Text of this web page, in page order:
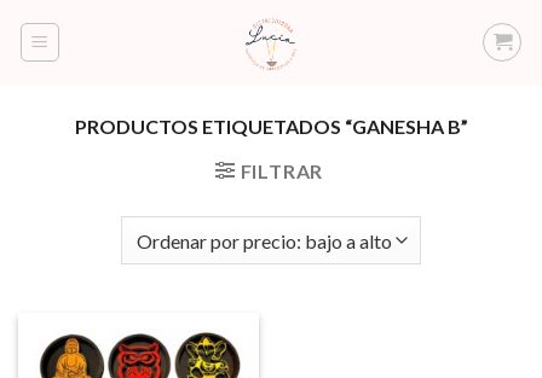
PRODUCTOS ETIQUETADOS “GANESHA B”
FILTRAR